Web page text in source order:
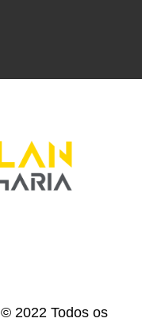
© 2022 Todos os